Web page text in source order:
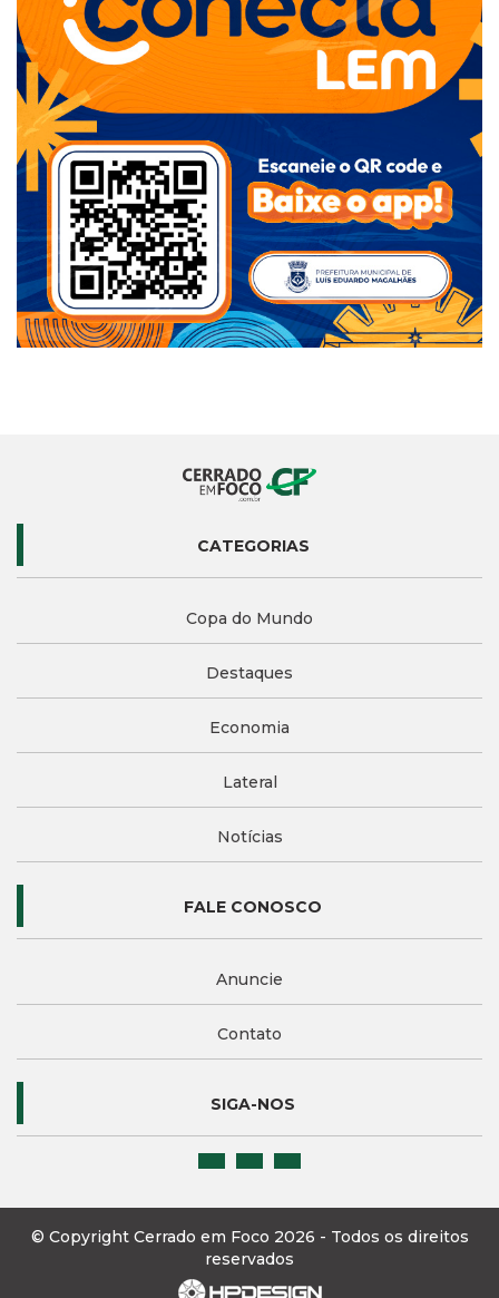
CATEGORIAS
Copa do Mundo
Destaques
Economia
Lateral
Notícias
FALE CONOSCO
Anuncie
Contato
SIGA-NOS
© Copyright Cerrado em Foco 2026 - Todos os direitos
reservados